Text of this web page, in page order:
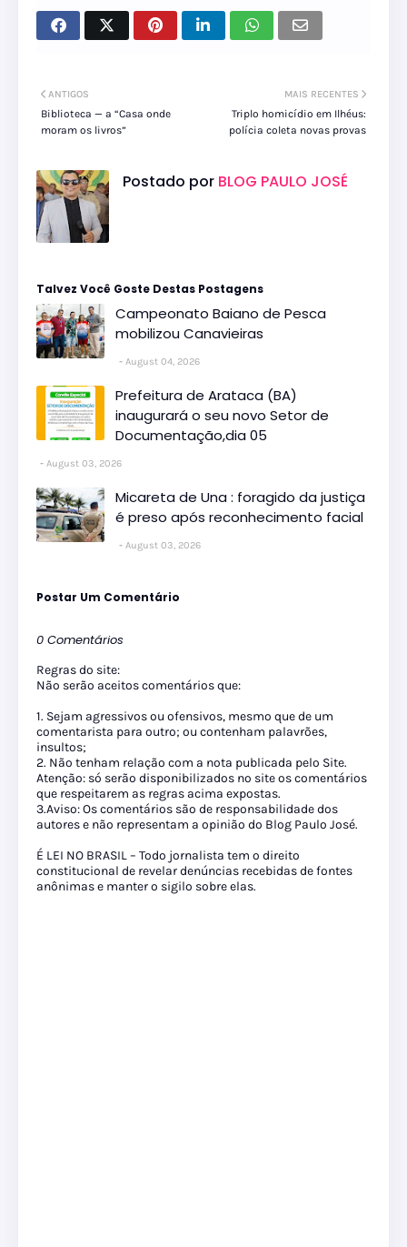
MAIS RECENTES
Triplo homicídio em Ilhéus:
polícia coleta novas provas
ANTIGOS
Biblioteca — a “Casa onde
moram os livros”
Postado por BLOG PAULO JOSÉ
Talvez Você Goste Destas Postagens
Campeonato Baiano de Pesca
mobilizou Canavieiras
August 04, 2026
Prefeitura de Arataca (BA)
inaugurará o seu novo Setor de
Documentação,dia 05
August 03, 2026
Micareta de Una : foragido da justiça
é preso após reconhecimento facial
August 03, 2026
Postar Um Comentário
0 Comentários
Regras do site:
Não serão aceitos comentários que:
1. Sejam agressivos ou ofensivos, mesmo que de um
comentarista para outro; ou contenham palavrões,
insultos;
2. Não tenham relação com a nota publicada pelo Site.
Atenção: só serão disponibilizados no site os comentários
que respeitarem as regras acima expostas.
3.Aviso: Os comentários são de responsabilidade dos
autores e não representam a opinião do Blog Paulo José.
É LEI NO BRASIL – Todo jornalista tem o direito
constitucional de revelar denúncias recebidas de fontes
anônimas e manter o sigilo sobre elas.